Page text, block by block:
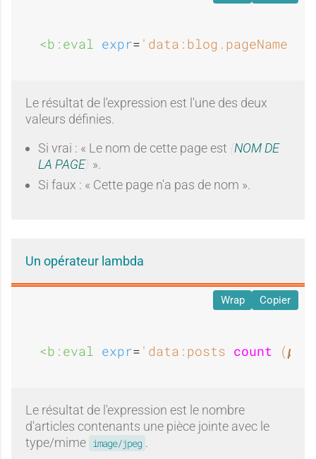
<b:eval expr= 'data:blog.pageName
Le résultat de l'expression est l'une des deux
valeurs définies.
Si vrai : « Le nom de cette page est NOM DE
LA PAGE ».
Si faux : « Cette page n'a pas de nom ».
Un opérateur lambda
<b:eval expr= 'data:posts count (p
Wrap Copier
Le résultat de l'expression est le nombre
d'articles contenants une pièce jointe avec le
type/mime image/jpeg .